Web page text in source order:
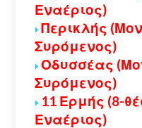
Εναέριος)
Περικλής
Συρόμενος)
Οδυσσέας
Συρόμενος)
11 Ερμής (8-
Εναέριος)